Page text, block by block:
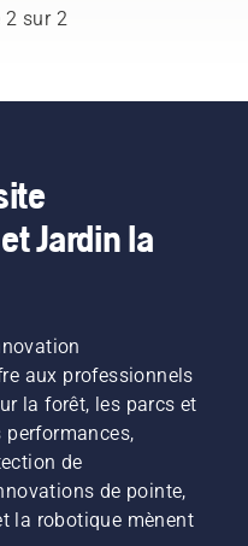
2 sur 2
Jardin la
aux professionnels
la forêt, les parcs et
de
de pointe,
la robotique mènent